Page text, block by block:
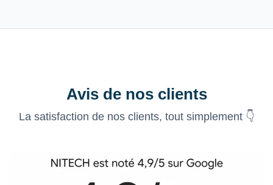
Avis de nos clients
La satisfaction de nos clients, tout simplement 👇